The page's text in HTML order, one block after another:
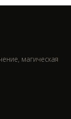
магическая